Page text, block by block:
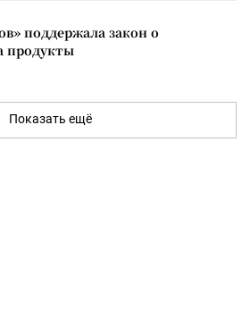
поддержала закон о
продукты
Показать ещё